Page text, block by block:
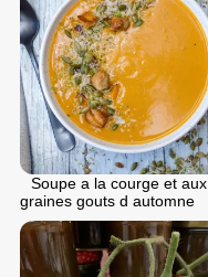
Soupe a la courge et aux
graines gouts d automne